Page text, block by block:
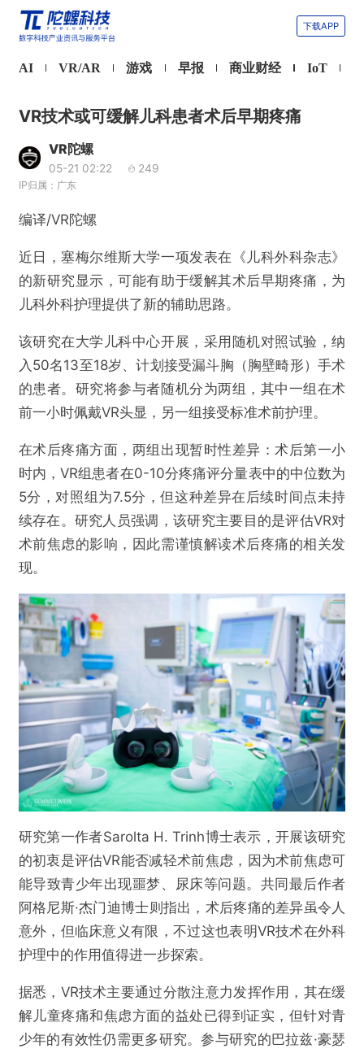
下载APP
AI VR/AR 游戏 早报 商业财经 IoT
VR技术或可缓解儿科患者术后早期疼痛
VR陀螺
05-21 02:22 249
IP归属：广东
编译/VR陀螺
近日，塞梅尔维斯大学一项发表在《儿科外科杂志》
的新研究显示，可能有助于缓解其术后早期疼痛，为
儿科外科护理提供了新的辅助思路。
该研究在大学儿科中心开展，采用随机对照试验，纳
入50名13至18岁、计划接受漏斗胸（胸壁畸形）手术
的患者。研究将参与者随机分为两组，其中一组在术
前一小时佩戴VR头显，另一组接受标准术前护理。
在术后疼痛方面，两组出现暂时性差异：术后第一小
时内，VR组患者在0-10分疼痛评分量表中的中位数为
5分，对照组为7.5分，但这种差异在后续时间点未持
续存在。研究人员强调，该研究主要目的是评估VR对
术前焦虑的影响，因此需谨慎解读术后疼痛的相关发
现。
研究第一作者Sarolta H. Trinh博士表示，开展该研究
的初衷是评估VR能否减轻术前焦虑，因为术前焦虑可
能导致青少年出现噩梦、尿床等问题。共同最后作者
阿格尼斯·杰门迪博士则指出，术后疼痛的差异虽令人
意外，但临床意义有限，不过这也表明VR技术在外科
护理中的作用值得进一步探索。
据悉，VR技术主要通过分散注意力发挥作用，其在缓
解儿童疼痛和焦虑方面的益处已得到证实，但针对青
少年的有效性仍需更多研究。参与研究的巴拉兹·豪瑟